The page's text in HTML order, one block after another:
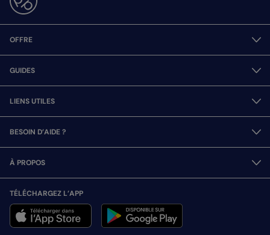
OFFRE
GUIDES
LIENS UTILES
BESOIN D’AIDE ?
À PROPOS
TÉLÉCHARGEZ L’APP